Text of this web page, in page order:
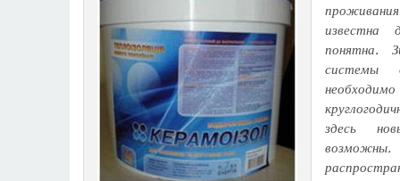
известна
понятна.
системы
здесь